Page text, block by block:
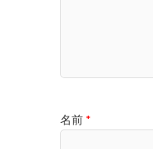
名前 *